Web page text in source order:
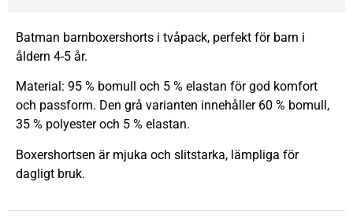
Batman barnboxershorts i tvåpack, perfekt för barn i
åldern 4-5 år.
Material: 95 % bomull och 5 % elastan för god komfort
och passform. Den grå varianten innehåller 60 % bomull,
35 % polyester och 5 % elastan.
Boxershortsen är mjuka och slitstarka, lämpliga för
dagligt bruk.